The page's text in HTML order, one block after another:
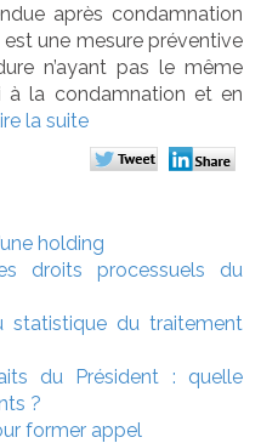
après condamnation
est une mesure préventive
n’ayant pas le même
la condamnation et en
la suite
holding
droits processuels du
statistique du traitement
du Président : quelle
?
former appel